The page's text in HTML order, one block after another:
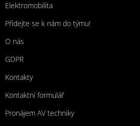
Elektromobilita
Přidejte se k nám do týmu!
O nás
GDPR
Kontakty
Kontaktní formulář
Pronájem AV techniky